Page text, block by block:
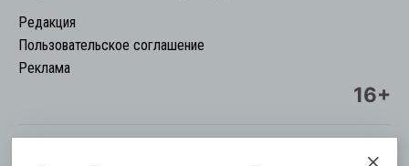
Редакция
Пользовательское соглашение
Реклама
16+